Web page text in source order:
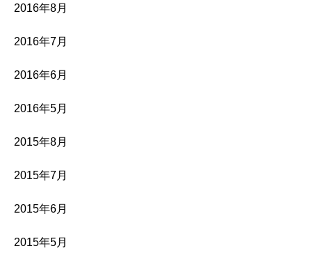
2016年8月
2016年7月
2016年6月
2016年5月
2015年8月
2015年7月
2015年6月
2015年5月